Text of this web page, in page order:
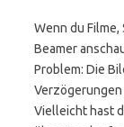
Wenn du
Beamer
Problem: Die
Verzögerungen
Vielleicht hast